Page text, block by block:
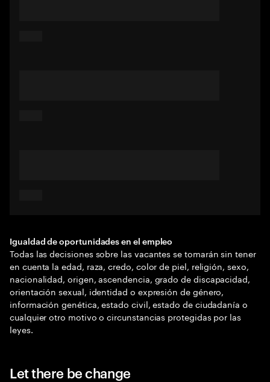
Igualdad de oportunidades en el empleo
Todas las decisiones sobre las vacantes se tomarán sin tener
en cuenta la edad, raza, credo, color de piel, religión, sexo,
nacionalidad, origen, ascendencia, grado de discapacidad,
orientación sexual, identidad o expresión de género,
información genética, estado civil, estado de ciudadanía o
cualquier otro motivo o circunstancias protegidas por las
leyes.
Let there be change